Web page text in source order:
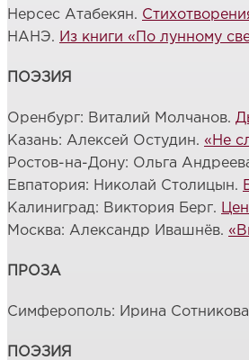
Нерсес Атабекян.
НАНЭ. Из книги «По лунному
ПОЭЗИЯ
Оренбург: Виталий Молчанов.
Казань: Алексей Остудин. « Не
Ростов-на-Дону: Ольга
Евпатория: Николай Столицын.
Калиниград: Виктория Берг.
Москва: Александр Ивашнёв.
ПРОЗА
Симферополь: Ирина
ПОЭЗИЯ